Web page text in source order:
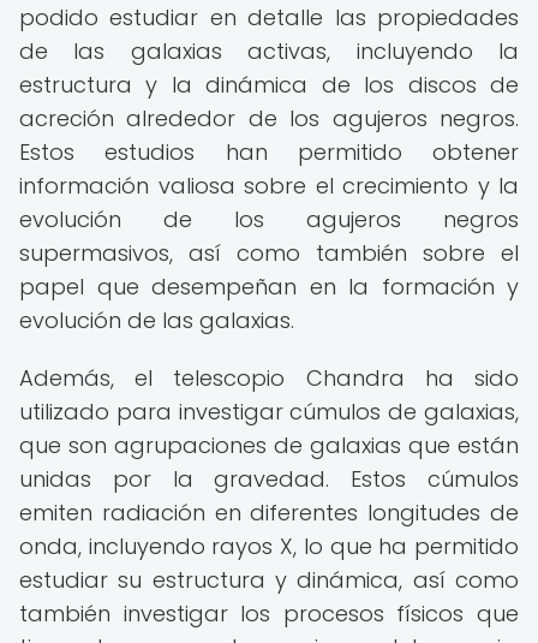
podido estudiar en detalle las propiedades
de las galaxias activas, incluyendo la
estructura y la dinámica de los discos de
acreción alrededor de los agujeros negros.
Estos estudios han permitido obtener
información valiosa sobre el crecimiento y la
evolución de los agujeros negros
supermasivos, así como también sobre el
papel que desempeñan en la formación y
evolución de las galaxias.
Además, el telescopio Chandra ha sido
utilizado para investigar cúmulos de galaxias,
que son agrupaciones de galaxias que están
unidas por la gravedad. Estos cúmulos
emiten radiación en diferentes longitudes de
onda, incluyendo rayos X, lo que ha permitido
estudiar su estructura y dinámica, así como
también investigar los procesos físicos que